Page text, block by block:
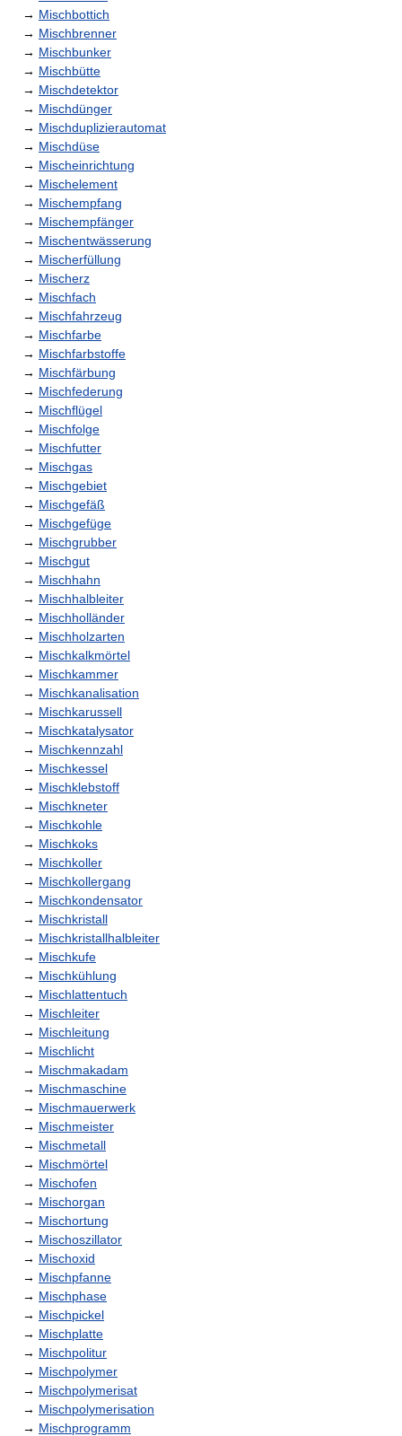
→ Mischbottich
→ Mischbrenner
→ Mischbunker
→ Mischbütte
→ Mischdetektor
→ Mischdünger
→ Mischduplizierautomat
→ Mischdüse
→ Mischeinrichtung
→ Mischelement
→ Mischempfang
→ Mischempfänger
→ Mischentwässerung
→ Mischerfüllung
→ Mischerz
→ Mischfach
→ Mischfahrzeug
→ Mischfarbe
→ Mischfarbstoffe
→ Mischfärbung
→ Mischfederung
→ Mischflügel
→ Mischfolge
→ Mischfutter
→ Mischgas
→ Mischgebiet
→ Mischgefäß
→ Mischgefüge
→ Mischgrubber
→ Mischgut
→ Mischhahn
→ Mischhalbleiter
→ Mischholländer
→ Mischholzarten
→ Mischkalkmörtel
→ Mischkammer
→ Mischkanalisation
→ Mischkarussell
→ Mischkatalysator
→ Mischkennzahl
→ Mischkessel
→ Mischklebstoff
→ Mischkneter
→ Mischkohle
→ Mischkoks
→ Mischkoller
→ Mischkollergang
→ Mischkondensator
→ Mischkristall
→ Mischkristallhalbleiter
→ Mischkufe
→ Mischkühlung
→ Mischlattentuch
→ Mischleiter
→ Mischleitung
→ Mischlicht
→ Mischmakadam
→ Mischmaschine
→ Mischmauerwerk
→ Mischmeister
→ Mischmetall
→ Mischmörtel
→ Mischofen
→ Mischorgan
→ Mischortung
→ Mischoszillator
→ Mischoxid
→ Mischpfanne
→ Mischphase
→ Mischpickel
→ Mischplatte
→ Mischpolitur
→ Mischpolymer
→ Mischpolymerisat
→ Mischpolymerisation
→ Mischprogramm